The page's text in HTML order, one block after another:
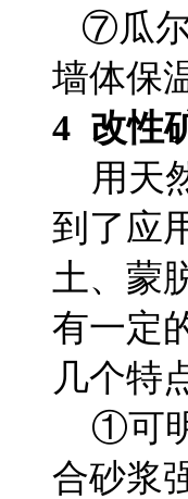
⑦瓜尔
墙体保
4 改性
用天
到了应
土、蒙
有一定
几个特
①可明
合砂浆